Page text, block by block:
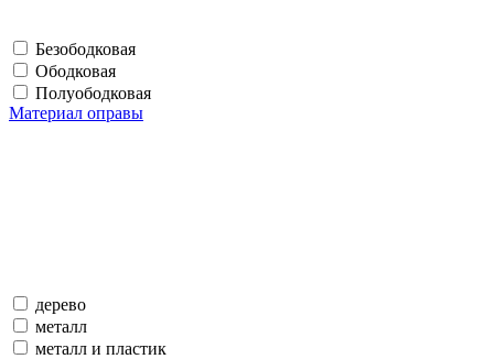
Безободковая
Ободковая
Полуободковая
Материал оправы
дерево
металл
металл и пластик